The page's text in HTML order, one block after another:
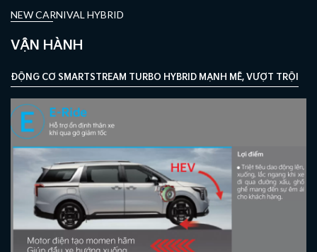
NEW CARNIVAL HYBRID
VẬN HÀNH
ĐỘNG CƠ SMARTSTREAM TURBO HYBRID MẠNH MẼ, VƯỢT TRỘI